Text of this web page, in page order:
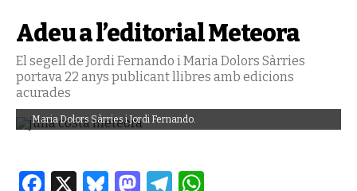
Adeu a l’editorial Meteora
El segell de Jordi Fernando i Maria Dolors Sàrries
portava 22 anys publicant llibres amb edicions
acurades
Maria Dolors Sàrries i Jordi Fernando.
Facebook
X Bluesky
Mastodon
Telegram